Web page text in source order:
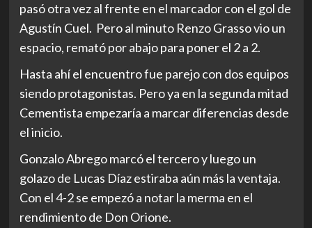
pasó otra vez al frente en el marcador con el gol de
Agustín Cuel. Pero al minuto Renzo Grasso vio un
espacio, remató por abajo para poner el 2 a 2.
Hasta ahí el encuentro fue parejo con dos equipos
siendo protagonistas. Pero ya en la segunda mitad
Cementista empezaría a marcar diferencias desde
el inicio.
Gonzalo Abrego marcó el tercero y luego un
golazo de Lucas Díaz estiraba aún más la ventaja.
Con el 4-2 se empezó a notar la merma en el
rendimiento de Don Orione.